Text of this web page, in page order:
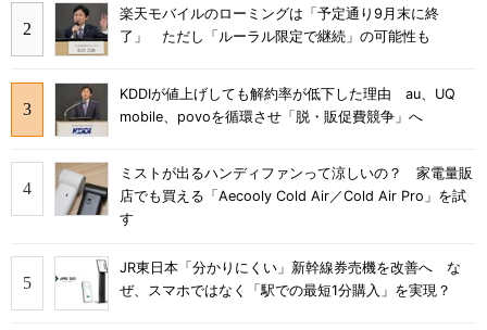
楽天モバイルのローミングは「予定通り9月末に終
了」 ただし「ルーラル限定で継続」の可能性も
KDDIが値上げしても解約率が低下した理由 au、UQ
mobile、povoを循環させ「脱・販促費競争」へ
ミストが出るハンディファンって涼しいの？ 家電量販
店でも買える「Aecooly Cold Air／Cold Air Pro」を試
す
JR東日本「分かりにくい」新幹線券売機を改善へ な
ぜ、スマホではなく「駅での最短1分購入」を実現？